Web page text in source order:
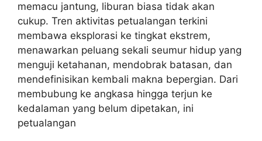
memacu jantung, liburan biasa tidak akan
cukup. Tren aktivitas petualangan terkini
membawa eksplorasi ke tingkat ekstrem,
menawarkan peluang sekali seumur hidup yang
menguji ketahanan, mendobrak batasan, dan
mendefinisikan kembali makna bepergian. Dari
membubung ke angkasa hingga terjun ke
kedalaman yang belum dipetakan, ini
petualangan